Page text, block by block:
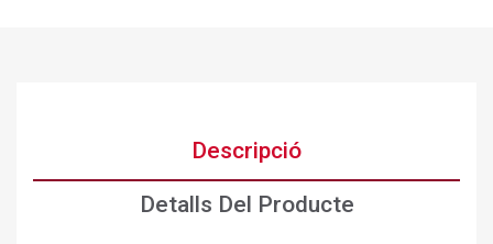
Descripció
Detalls Del Producte